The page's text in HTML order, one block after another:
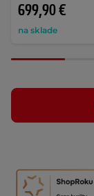
699,90 €
na sklade